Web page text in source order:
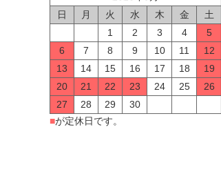
日
月 火 水 木 金
土
1
2 3 4
5
6
7 8 9 10 11
12
13
14 15 16 17 18
19
20
21 22 23 24 25
26
27
28 29
30
■が定休日です。